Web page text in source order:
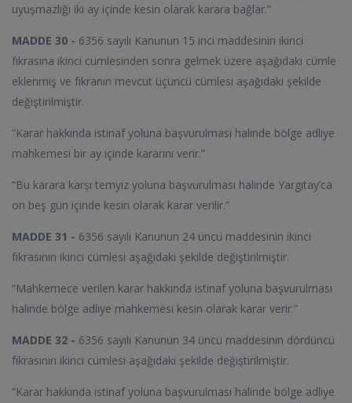
uyuşmazlığı iki ay içinde kesin olarak karara bağlar.”
MADDE 30 - 6356 sayılı Kanunun 15 inci maddesinin ikinci
fıkrasına ikinci cümlesinden sonra gelmek üzere aşağıdaki cümle
eklenmiş ve fıkranın mevcut üçüncü cümlesi aşağıdaki şekilde
değiştirilmiştir.
“Karar hakkında istinaf yoluna başvurulması halinde bölge adliye
mahkemesi bir ay içinde kararını verir.”
“Bu karara karşı temyiz yoluna başvurulması halinde Yargıtay’ca
on beş gün içinde kesin olarak karar verilir.”
MADDE 31 - 6356 sayılı Kanunun 24 üncü maddesinin ikinci
fıkrasının ikinci cümlesi aşağıdaki şekilde değiştirilmiştir.
“Mahkemece verilen karar hakkında istinaf yoluna başvurulması
halinde bölge adliye mahkemesi kesin olarak karar verir.”
MADDE 32 - 6356 sayılı Kanunun 34 üncü maddesinin dördüncü
fıkrasının ikinci cümlesi aşağıdaki şekilde değiştirilmiştir.
“Karar hakkında istinaf yoluna başvurulması halinde bölge adliye